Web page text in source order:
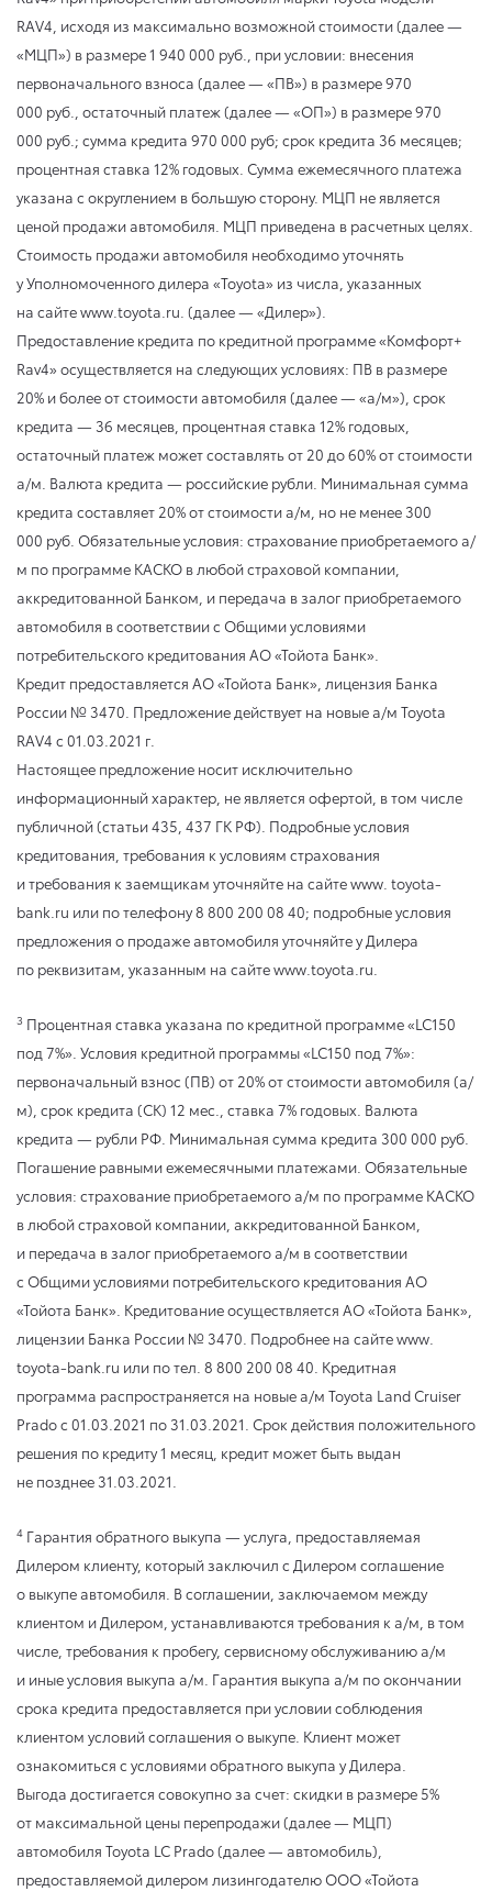
RAV4, исходя из максимально возможной стоимости (далее —
«МЦП») в размере 1 940 000 руб., при условии: внесения
первоначального взноса (далее — «ПВ») в размере 970
000 руб., остаточный платеж (далее — «ОП») в размере 970
000 руб.; сумма кредита 970 000 руб; срок кредита 36 месяцев;
процентная ставка 12% годовых. Сумма ежемесячного платежа
указана с округлением в большую сторону. МЦП не является
ценой продажи автомобиля. МЦП приведена в расчетных целях.
Стоимость продажи автомобиля необходимо уточнять
у Уполномоченного дилера «Toyota» из числа, указанных
на сайте www.toyota.ru. (далее — «Дилер»).
Предоставление кредита по кредитной программе «Комфорт+
Rav4» осуществляется на следующих условиях: ПВ в размере
20% и более от стоимости автомобиля (далее — «а/м»), срок
кредита — 36 месяцев, процентная ставка 12% годовых,
остаточный платеж может составлять от 20 до 60% от стоимости
а/м. Валюта кредита — российские рубли. Минимальная сумма
кредита составляет 20% от стоимости а/м, но не менее 300
000 руб. Обязательные условия: страхование приобретаемого а/
м по программе КАСКО в любой страховой компании,
аккредитованной Банком, и передача в залог приобретаемого
автомобиля в соответствии с Общими условиями
потребительского кредитования АО «Тойота Банк».
Кредит предоставляется АО «Тойота Банк», лицензия Банка
России № 3470. Предложение действует на новые а/м Toyota
RAV4 с 01.03.2021 г.
Настоящее предложение носит исключительно
информационный характер, не является офертой, в том числе
публичной (статьи 435, 437 ГК РФ). Подробные условия
кредитования, требования к условиям страхования
и требования к заемщикам уточняйте на сайте www. toyota-
bank.ru или по телефону 8 800 200 08 40; подробные условия
предложения о продаже автомобиля уточняйте у Дилера
по реквизитам, указанным на сайте www.toyota.ru.
3 Процентная ставка указана по кредитной программе «LC150
под 7%». Условия кредитной программы «LC150 под 7%»:
первоначальный взнос (ПВ) от 20% от стоимости автомобиля (а/
м), срок кредита (СК) 12 мес., ставка 7% годовых. Валюта
кредита — рубли РФ. Минимальная сумма кредита 300 000 руб.
Погашение равными ежемесячными платежами. Обязательные
условия: страхование приобретаемого а/м по программе КАСКО
в любой страховой компании, аккредитованной Банком,
и передача в залог приобретаемого а/м в соответствии
с Общими условиями потребительского кредитования АО
«Тойота Банк». Кредитование осуществляется АО «Тойота Банк»,
лицензии Банка России № 3470. Подробнее на сайте www.
toyota-bank.ru или по тел. 8 800 200 08 40. Кредитная
программа распространяется на новые а/м Toyota Land Cruiser
Pradoс 01.03.2021 по 31.03.2021 . Срок действия положительного
решения по кредиту 1 месяц, кредит может быть выдан
не позднее 31.03.2021.
4 Гарантия обратного выкупа — услуга, предоставляемая
Дилером клиенту, который заключил с Дилером соглашение
о выкупе автомобиля. В соглашении, заключаемом между
клиентом и Дилером, устанавливаются требования к а/м, в том
числе, требования к пробегу, сервисному обслуживанию а/м
и иные условия выкупа а/м. Гарантия выкупа а/м по окончании
срока кредита предоставляется при условии соблюдения
клиентом условий соглашения о выкупе. Клиент может
ознакомиться с условиями обратного выкупа у Дилера.
Выгода достигается совокупно за счет: скидки в размере 5%
от максимальной цены перепродажи (далее — МЦП)
автомобиля Toyota LC Prado (далее — автомобиль),
предоставляемой дилером лизингодателю ООО «Тойота